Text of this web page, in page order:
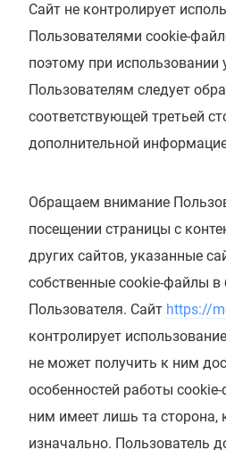
Сайт не контролирует
Пользователями cookie-
поэтому при
Пользователям следует
соответствующей третьей
дополнительной
Обращаем внимание
посещении страницы с
других сайтов, указанные
собственные cookie-файлы в
Пользователя. Сайт https://
контролирует
не может получить к ним
особенностей работы
ним имеет лишь та сторона,
изначально. Пользователь